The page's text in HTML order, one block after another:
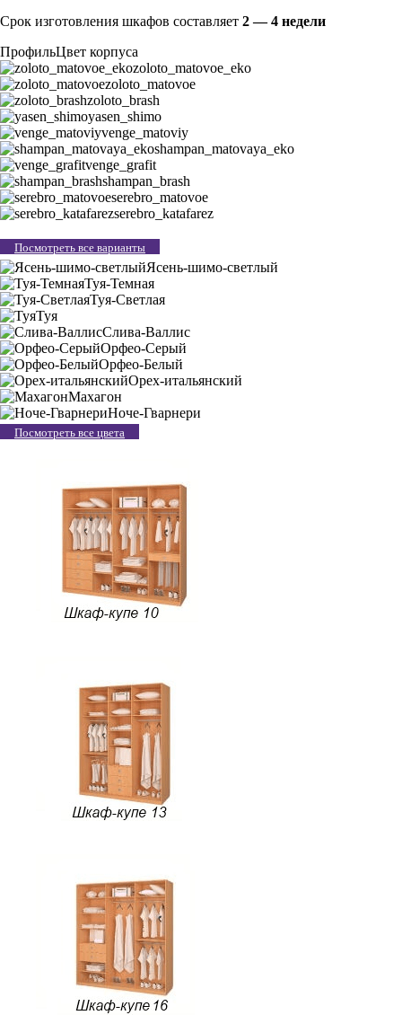
Срок изготовления шкафов составляет 2 — 4 недели
ПрофильЦвет корпуса
zoloto_matovoe_eko
zoloto_matovoe
zoloto_brash
yasen_shimo
venge_matoviy
shampan_matovaya_eko
venge_grafit
shampan_brash
serebro_matovoe
serebro_katafarez
Посмотреть все варианты
Ясень-шимо-светлый
Туя-Темная
Туя-Светлая
Туя
Слива-Валлис
Орфео-Серый
Орфео-Белый
Орех-итальянский
Махагон
Ноче-Гварнери
Посмотреть все цвета